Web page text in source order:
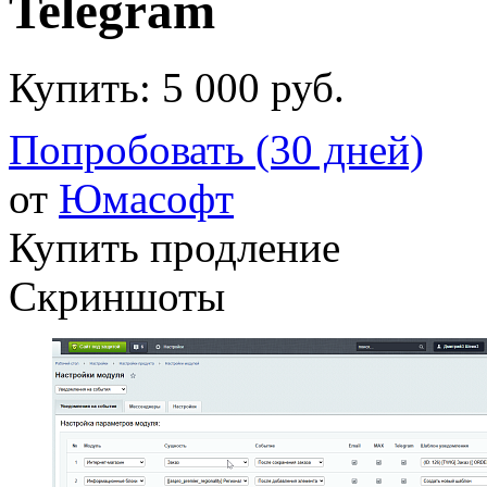
Купить: 5 000 руб.
Попробовать (30 дней)
от Юмасофт
Купить продление
Скриншоты